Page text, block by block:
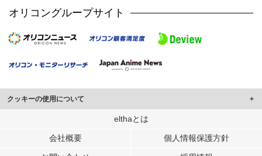
オリコングループサイト
クッキーの使用について
このサイトでは Cookie を使用して、ユーザーに合わせたコンテンツや広告の
行っています。
elthaとは
会社概要 個人情報保護方針